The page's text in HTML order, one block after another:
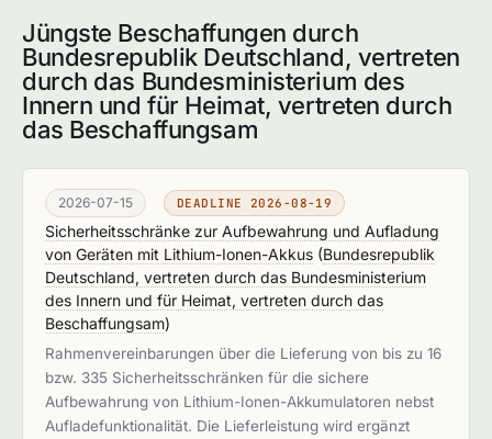
Jüngste Beschaffungen durch
Bundesrepublik Deutschland, vertreten
durch das Bundesministerium des
Innern und für Heimat, vertreten durch
das Beschaffungsam
2026-07-15 DEADLINE 2026-08-19
Sicherheitsschränke zur Aufbewahrung und Aufladung
von Geräten mit Lithium-Ionen-Akkus (Bundesrepublik
Deutschland, vertreten durch das Bundesministerium
des Innern und für Heimat, vertreten durch das
Beschaffungsam)
Rahmenvereinbarungen über die Lieferung von bis zu 16
bzw. 335 Sicherheitsschränken für die sichere
Aufbewahrung von Lithium-Ionen-Akkumulatoren nebst
Aufladefunktionalität. Die Lieferleistung wird ergänzt